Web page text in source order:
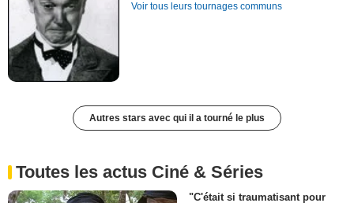
Voir tous leurs tournages communs
Autres stars avec qui il a tourné le plus
Toutes les actus Ciné & Séries
"C'était si traumatisant pour